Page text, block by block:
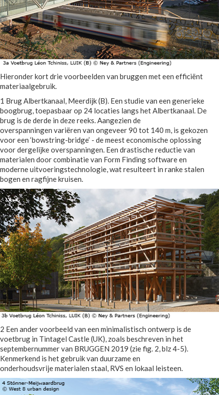
Hieronder kort drie voorbeelden van bruggen met een efficiënt
materiaalgebruik.
1 Brug Albertkanaal, Meerdijk (B). Een studie van een generieke
boogbrug, toepasbaar op 24 locaties langs het Albertkanaal. De
brug is de derde in deze reeks. Aangezien de
overspanningen variëren van ongeveer 90 tot 140 m, is gekozen
voor een ‘bowstring-bridge’ - de meest economische oplossing
voor dergelijke overspanningen. Een drastische reductie van
materialen door combinatie van Form Finding software en
moderne uitvoeringstechnologie, wat resulteert in ranke stalen
bogen en ragfijne kruisen.
2 Een ander voorbeeld van een minimalistisch ontwerp is de
voetbrug in Tintagel Castle (UK), zoals beschreven in het
septembernummer van BRUGGEN 2019 (zie fig. 2, blz 4-5).
Kenmerkend is het gebruik van duurzame en
onderhoudsvrije materialen staal, RVS en lokaal leisteen.